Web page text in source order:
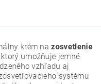
krém na zosvetlenie
ktorý umožňuje jemné
vzhľadu aj
systému